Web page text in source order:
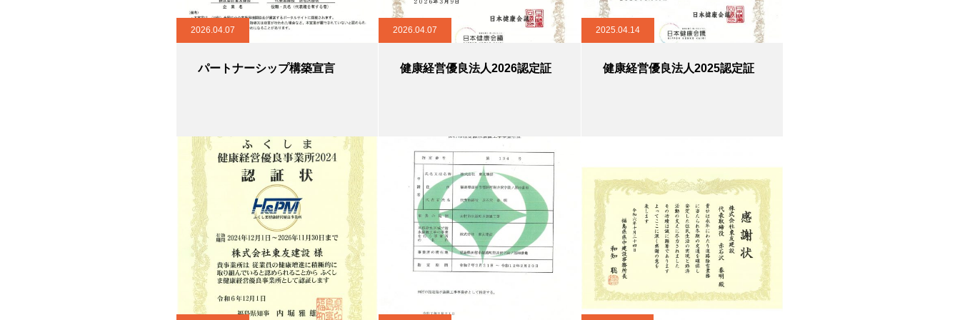
2026.04.07
パートナーシップ構築宣言
2026.04.07
健康経営優良法人2026認定証
2025.04.14
健康経営優良法人2025認定証